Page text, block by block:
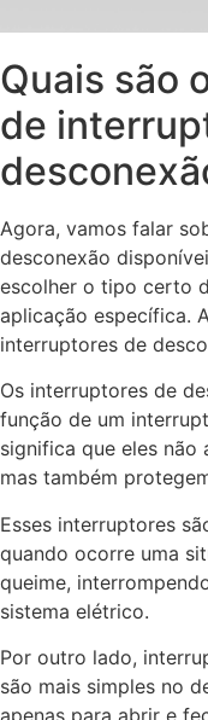
Quais são
de
Agora, vamos falar
desconexão
escolher o tipo certo
aplicação específica.
interruptores de
Os interruptores de
função de um
significa que eles não
mas também
Esses interruptores
quando ocorre uma
queime,
sistema elétrico.
Por outro lado,
são mais simples no